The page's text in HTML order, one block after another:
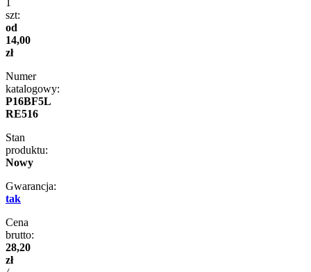
szt:
od
14,00
zł
Numer
katalogowy:
P16BF5L
RE516
Stan
produktu:
Nowy
Gwarancja:
tak
Cena
brutto:
28,20
zł